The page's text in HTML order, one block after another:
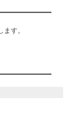
す。